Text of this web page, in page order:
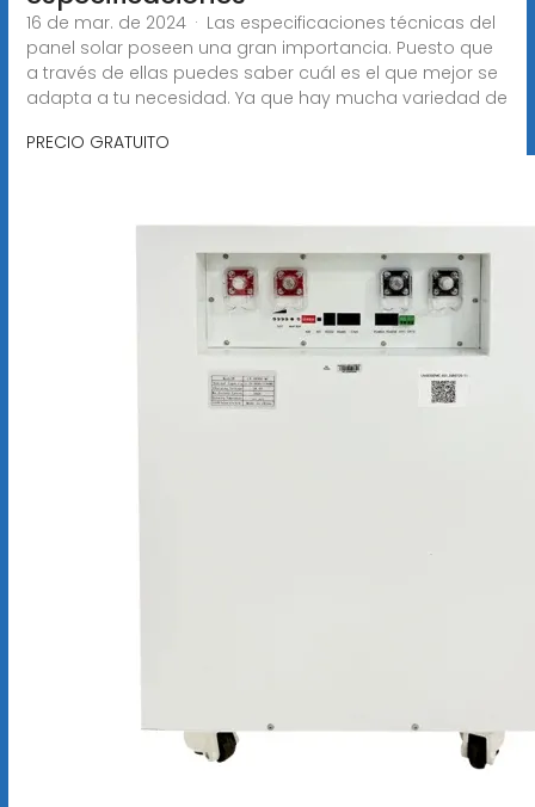
16 de mar. de 2024 · Las especificaciones técnicas del
panel solar poseen una gran importancia. Puesto que
a través de ellas puedes saber cuál es el que mejor se
adapta a tu necesidad. Ya que hay mucha variedad de
PRECIO GRATUITO